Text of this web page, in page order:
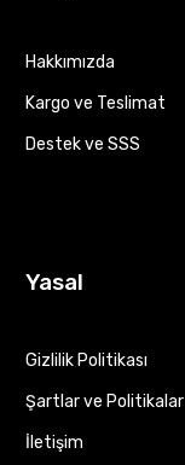
Hakkımızda
Kargo ve Teslimat
Destek ve SSS
Yasal
Gizlilik Politikası
Şartlar ve Politikalar
İletişim